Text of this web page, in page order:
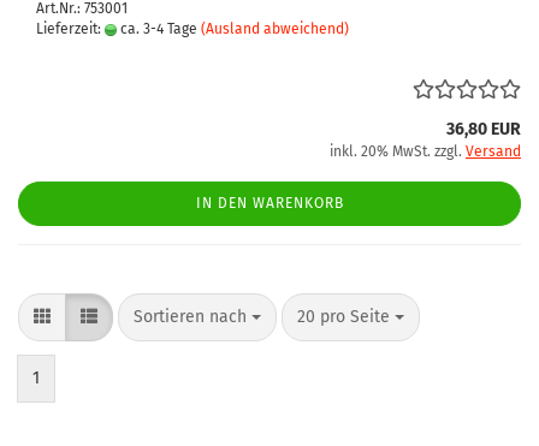
Art.Nr.: 753001
Lieferzeit:
ca. 3-4 Tage (Ausland abweichend)
36,80 EUR
inkl. 20% MwSt. zzgl. Versand
IN DEN WARENKORB
Sortieren nach
Sortieren nach 20 pro Seite
pro Seite
1